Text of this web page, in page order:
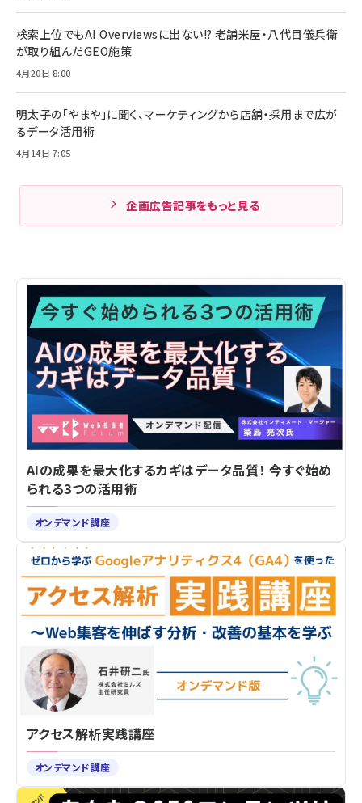
検索上位でもAI Overviewsに出ない!? 老舗米屋・八代目儀兵衛
が取り組んだGEO施策
4月20日 8:00
明太子の「やまや」に聞く、マーケティングから店舗・採用まで広が
るデータ活用術
4月14日 7:05
企画広告記事をもっと見る
AIの成果を最大化するカギはデータ品質！ 今すぐ始め
られる3つの活用術
オンデマンド講座
アクセス解析実践講座
オンデマンド講座